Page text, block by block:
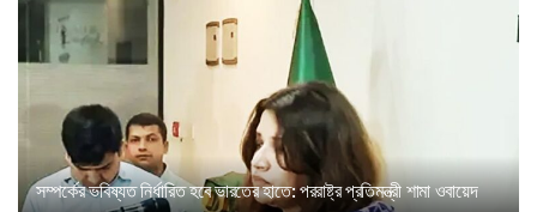
সম্পর্কের ভবিষ্যত নির্ধারিত হবে ভারতের হাতে: পররাষ্ট্র প্রতিমন্ত্রী শামা ওবায়েদ